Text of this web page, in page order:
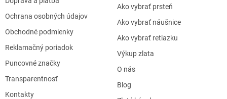
Ochrana osobných údajov
Obchodné podmienky
Reklamačný poriadok
Puncovné značky
Transparentnosť
Kontakty
Ako vybrať prsteň
Ako vybrať náušnice
Ako vybrať retiazku
Výkup zlata
O nás
Blog